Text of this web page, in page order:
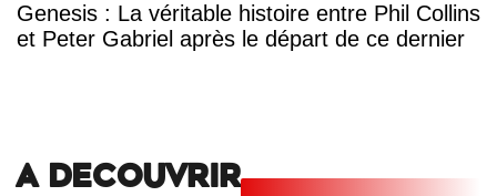
Genesis : La véritable histoire entre Phil Collins
et Peter Gabriel après le départ de ce dernier